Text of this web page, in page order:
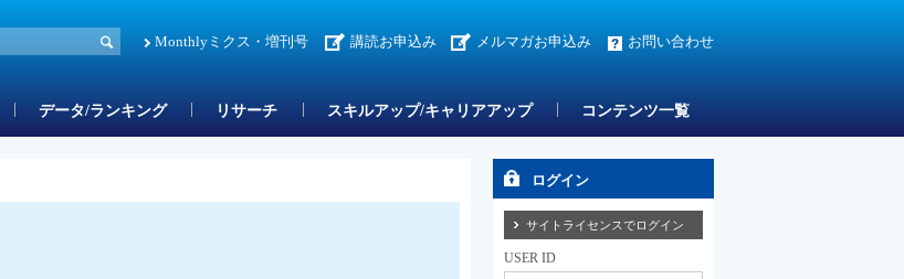
Monthlyミクス・増刊号 講読お申込み メルマガお申込み お問い合わせ
データ/ランキング リサーチ スキルアップ/キャリアアップ コンテンツ一覧
ログイン
サイトライセンスでログイン
USER ID